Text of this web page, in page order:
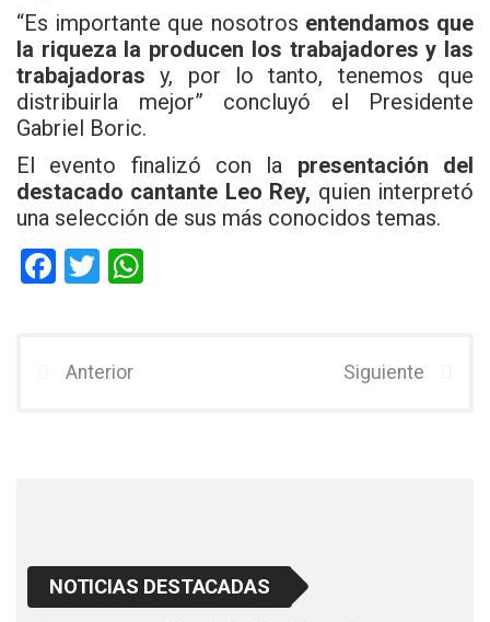
“Es importante que nosotros entendamos que
la riqueza la producen los trabajadores y las
trabajadoras y, por lo tanto, tenemos que
distribuirla mejor” concluyó el Presidente
Gabriel Boric.
El evento finalizó con la presentación del
destacado cantante Leo Rey, quien interpretó
una selección de sus más conocidos temas.
F
b
T
er
Anterior Siguiente
NOTICIAS DESTACADAS